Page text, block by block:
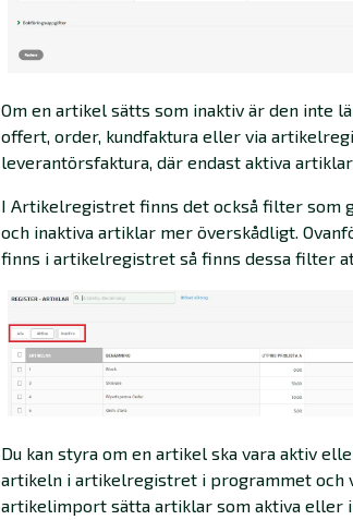
Om en artikel sätts som inaktiv är den inte
offert, order, kundfaktura eller via
leverantörsfaktura, där endast aktiva
I Artikelregistret finns det också filter som
och inaktiva artiklar mer överskådligt.
finns i artikelregistret så finns dessa filter
Du kan styra om en artikel ska vara aktiv
artikeln i artikelregistret i programmet och
artikelimport sätta artiklar som aktiva eller